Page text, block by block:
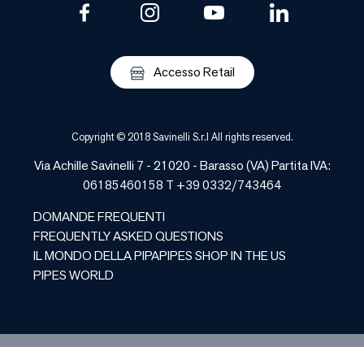
Accesso Retail
Copyright © 2018 Savinelli S.r.l All rights reserved.
Via Achille Savinelli 7 - 21020 -Barasso(VA) Partita IVA:
06185460158 T +39 0332/743464
DOMANDE FREQUENTI
FREQUENTLY ASKED QUESTIONS
IL MONDO DELLA PIPAPIPES SHOP IN THE US
PIPES WORLD